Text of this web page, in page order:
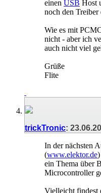
einen USB Host
noch den
Wie es mit
nicht - aber ich
auch nicht viel
Grüße
Flite
trickTronic:
In der nächsten
(www.elektor.de
ein Thema über
Microcontroller
Vielleicht findest